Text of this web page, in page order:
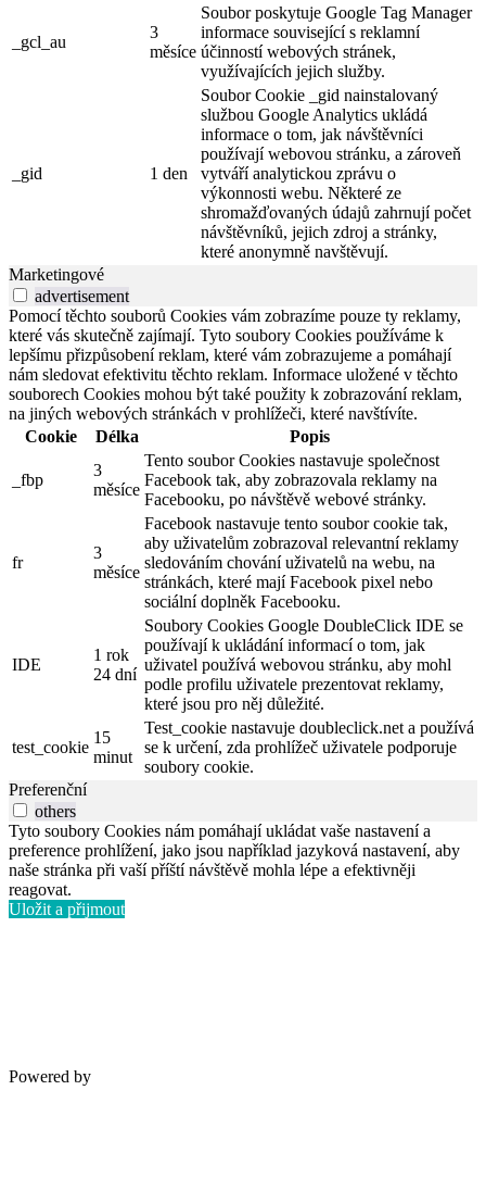
_gcl_au
3
měsíce
Soubor poskytuje Google Tag Manager
informace související s reklamní
účinností webových stránek,
využívajících jejich služby.
_gid 1 den
Soubor Cookie _gid nainstalovaný
službou Google Analytics ukládá
informace o tom, jak návštěvníci
používají webovou stránku, a zároveň
vytváří analytickou zprávu o
výkonnosti webu. Některé ze
shromažďovaných údajů zahrnují počet
návštěvníků, jejich zdroj a stránky,
které anonymně navštěvují.
Marketingové
advertisement
Pomocí těchto souborů Cookies vám zobrazíme pouze ty reklamy,
které vás skutečně zajímají. Tyto soubory Cookies používáme k
lepšímu přizpůsobení reklam, které vám zobrazujeme a pomáhají
nám sledovat efektivitu těchto reklam. Informace uložené v těchto
souborech Cookies mohou být také použity k zobrazování reklam,
na jiných webových stránkách v prohlížeči, které navštívíte.
Cookie
Délka Popis
_fbp
3
měsíce
Tento soubor Cookies nastavuje společnost
Facebook tak, aby zobrazovala reklamy na
Facebooku, po návštěvě webové stránky.
fr
3
měsíce
Facebook nastavuje tento soubor cookie tak,
aby uživatelům zobrazoval relevantní reklamy
sledováním chování uživatelů na webu, na
stránkách, které mají Facebook pixel nebo
sociální doplněk Facebooku.
IDE
1 rok
24 dní
Soubory Cookies Google DoubleClick IDE se
používají k ukládání informací o tom, jak
uživatel používá webovou stránku, aby mohl
podle profilu uživatele prezentovat reklamy,
které jsou pro něj důležité.
test_cookie
15
minut
Test_cookie nastavuje doubleclick.net a používá
se k určení, zda prohlížeč uživatele podporuje
soubory cookie.
Preferenční
others
Tyto soubory Cookies nám pomáhají ukládat vaše nastavení a
preference prohlížení, jako jsou například jazyková nastavení, aby
naše stránka při vaší příští návštěvě mohla lépe a efektivněji
reagovat.
Uložit a přijmout
Powered by